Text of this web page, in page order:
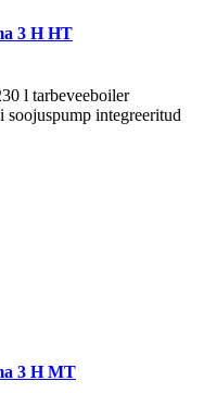
3 H HT
l tarbeveeboiler
integreeritud
3 H MT